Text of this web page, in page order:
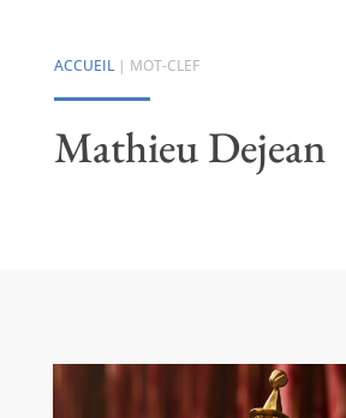
ACCUEIL| MOT-CLEF
Mathieu Dejean